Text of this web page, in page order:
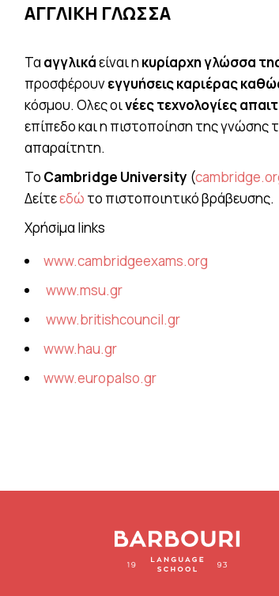
ΑΓΓΛΙΚΗ ΓΛΩΣΣΑ
Τα αγγλικάείναι η κυρίαρχη γλώσσα
προσφέρουνεγγυήσεις καριέρας
κόσμου. Ολες οινέες τεχνολογίες
επίπεδο και η πιστοποίηση της γνώσης
απαραίτητη.
Το Cambridge University (
Δείτεεδώ το πιστοποιητικό βράβευσης.
Χρήσiμα links
www.cambridgeexams.org
www.msu.gr
www.britishcouncil.gr
www.hau.gr
www.europalso.gr